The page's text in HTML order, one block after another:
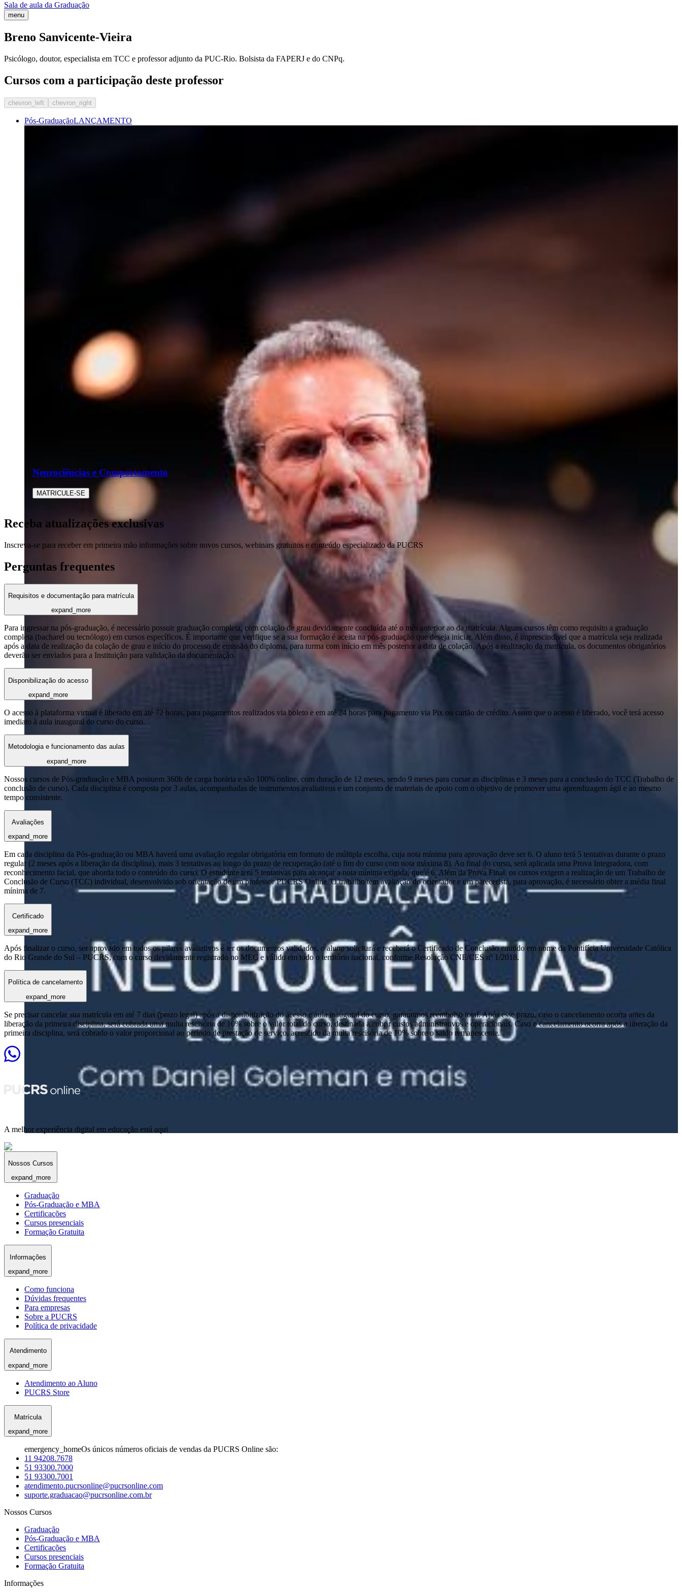
Sala de aula da Graduação
menu
Breno Sanvicente-Vieira
Psicólogo, doutor, especialista em TCC e professor adjunto da PUC-Rio. Bolsista da FAPERJ e do CNPq.
Cursos com a participação deste professor
chevron_left chevron_right
Pós-GraduaçãoLANÇAMENTO
Neurociências e Comportamento
MATRICULE-SE
Receba atualizações exclusivas
Inscreva-se para receber em primeira mão informações sobre novos cursos, webinars gratuitos e conteúdo especializado da PUCRS
Perguntas frequentes
Requisitos e documentação para matrícula
expand_more
Para ingressar na pós-graduação, é necessário possuir graduação completa, com colação de grau devidamente concluída até o mês anterior ao da matrícula. Alguns cursos têm como requisito a graduação
completa (bacharel ou tecnólogo) em cursos específicos. É importante que verifique se a sua formação é aceita na pós-graduação que deseja iniciar. Além disso, é imprescindível que a matrícula seja realizada
após a data de realização da colação de grau e início do processo de emissão do diploma, para turma com início em mês posterior a data de colação. Após a realização da matrícula, os documentos obrigatórios
deverão ser enviados para a Instituição para validação da documentação.
Disponibilização do acesso
expand_more
O acesso à plataforma virtual é liberado em até 72 horas, para pagamentos realizados via boleto e em até 24 horas para pagamento via Pix ou cartão de crédito. Assim que o acesso é liberado, você terá acesso
imediato à aula inaugural do curso do curso.
Metodologia e funcionamento das aulas
expand_more
Nossos cursos de Pós-graduação e MBA possuem 360h de carga horária e são 100% online, com duração de 12 meses, sendo 9 meses para cursar as disciplinas e 3 meses para a conclusão do TCC (Trabalho de
conclusão de curso). Cada disciplina é composta por 3 aulas, acompanhadas de instrumentos avaliativos e um conjunto de materiais de apoio com o objetivo de promover uma aprendizagem ágil e ao mesmo
tempo consistente.
Avaliações
expand_more
Em cada disciplina da Pós-graduação ou MBA haverá uma avaliação regular obrigatória em formato de múltipla escolha, cuja nota mínima para aprovação deve ser 6. O aluno terá 5 tentativas durante o prazo
regular (2 meses após a liberação da disciplina), mais 3 tentativas ao longo do prazo de recuperação (até o fim do curso com nota máxima 8). Ao final do curso, será aplicada uma Prova Integradora, com
reconhecimento facial, que aborda todo o conteúdo do curso. O estudante terá 5 tentativas para alcançar a nota mínima exigida, que é 6. Além da Prova Final, os cursos exigem a realização de um Trabalho de
Conclusão de Curso (TCC) individual, desenvolvido sob orientação de um professor PUCRS Online. O trabalho tem avaliação do orientador e um parecerista, para aprovação, é necessário obter a média final
mínima de 7.
Certificado
expand_more
Após finalizar o curso, ser aprovado em todos os pilares avaliativos e ter os documentos validados, o aluno solicitará e receberá o Certificado de Conclusão emitido em nome da Pontifícia Universidade Católica
do Rio Grande do Sul – PUCRS, com o curso devidamente registrado no MEC e válido em todo o território nacional, conforme Resolução CNE/CES nº 1/2018.
Política de cancelamento
expand_more
Se precisar cancelar sua matrícula em até 7 dias (prazo legal) após a disponibilização do acesso e aula inaugural do curso, garantimos reembolso total. Após esse prazo, caso o cancelamento ocorra antes da
liberação da primeira disciplina, será cobrada uma multa rescisória de 10% sobre o valor total do curso, destinada a cobrir custos administrativos e operacionais. Caso o cancelamento ocorra após a liberação da
primeira disciplina, será cobrado o valor proporcional ao período de prestação de serviço, acrescido da multa rescisória de 10% sobre o saldo remanescente.
A melhor experiência digital em educação está aqui
Nossos Cursos
expand_more
Graduação
Pós-Graduação e MBA
Certificações
Cursos presenciais
Formação Gratuita
Informações
expand_more
Como funciona
Dúvidas frequentes
Para empresas
Sobre a PUCRS
Política de privacidade
Atendimento
expand_more
Atendimento ao Aluno
PUCRS Store
Matrícula
expand_more
emergency_homeOs únicos números oficiais de vendas da PUCRS Online são:
11 94208.7678
51 93300.7000
51 93300.7001
atendimento.pucrsonline@pucrsonline.com
suporte.graduacao@pucrsonline.com.br
Nossos Cursos
Graduação
Pós-Graduação e MBA
Certificações
Cursos presenciais
Formação Gratuita
Informações